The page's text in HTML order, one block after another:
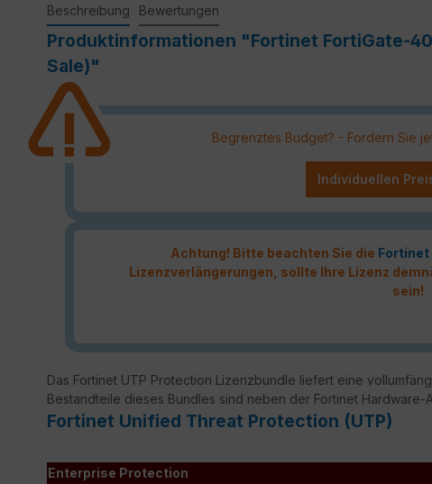
Beschreibung Bewertungen
Produktinformationen "Fortinet FortiGate-
Sale)"
Begrenztes Budget? - Fordern Sie
Individuellen
Achtung! Bitte beachten Sie die Fortinet
Lizenzverlängerungen, sollte Ihre Lizenz
sein!
Das Fortinet UTP Protection Lizenzbundle liefert eine
Bestandteile dieses Bundles sind neben der Fortinet Hardware-
Fortinet Unified Threat Protection (UTP)
Enterprise Protection